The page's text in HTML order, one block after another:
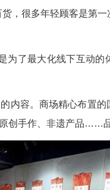
是一场见面会，更